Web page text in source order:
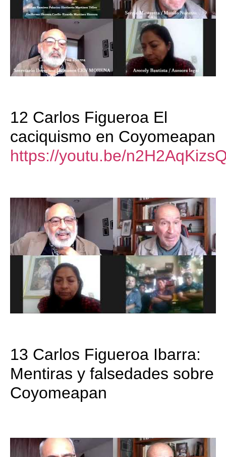
12 Carlos Figueroa El
caciquismo en Coyomeapan
https://youtu.be/
13 Carlos Figueroa Ibarra:
Mentiras y falsedades sobre
Coyomeapan